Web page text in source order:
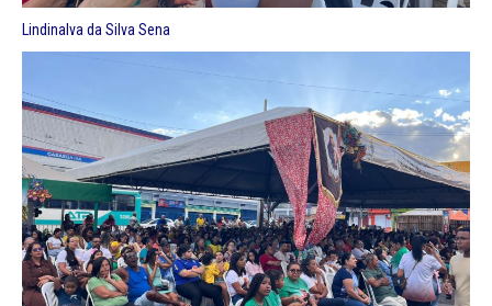
Lindinalva da Silva Sena